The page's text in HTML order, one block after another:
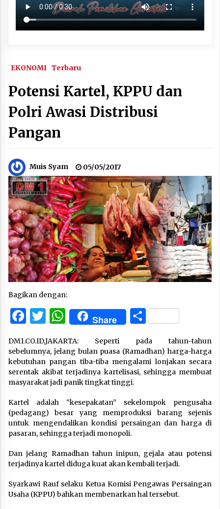
EKONOMI Terbaru
Potensi Kartel, KPPU dan
Polri Awasi Distribusi
Pangan
Muis Syam 05/05/2017
Bagikan dengan:
Facebook
Twitter
WhatsApp
Share Share
DM1.CO.ID,JAKARTA: Seperti pada tahun-tahun
sebelumnya, jelang bulan puasa (Ramadhan) harga-harga
kebutuhan pangan tiba-tiba mengalami lonjakan secara
serentak akibat terjadinya kartelisasi, sehingga membuat
masyarakat jadi panik tingkat tinggi.
Kartel adalah “kesepakatan” sekelompok pengusaha
(pedagang) besar yang memproduksi barang sejenis
untuk mengendalikan kondisi persaingan dan harga di
pasaran, sehingga terjadi monopoli.
Dan jelang Ramadhan tahun inipun, gejala atau potensi
terjadinya kartel diduga kuat akan kembali terjadi.
Syarkawi Rauf selaku Ketua Komisi Pengawas Persaingan
Usaha (KPPU) bahkan membenarkan hal tersebut.